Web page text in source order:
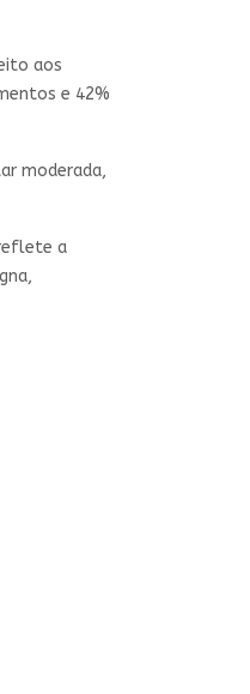
aos
e 42%
moderada,
a